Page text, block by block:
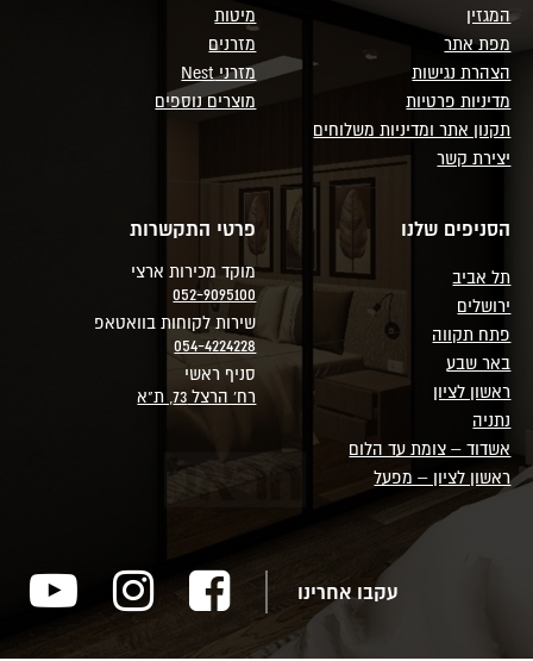
המגזין
מפת אתר
הצהרת נגישות
מדיניות פרטיות
תקנון אתר ומדיניות משלוחים
יצירת קשר
מיטות
מזרנים
מזרני Nest
מוצרים נוספים
הסניפים שלנו
תל אביב
ירושלים
פתח תקווה
באר שבע
ראשון לציון
נתניה
אשדוד – צומת עד הלום
ראשון לציון – מפעל
פרטי התקשרות
מוקד מכירות ארצי
052-9095100
שירות לקוחות בוואטאפ
054-4224228
סניף ראשי
רח' הרצל 73, ת"א
עקבו אחרינו